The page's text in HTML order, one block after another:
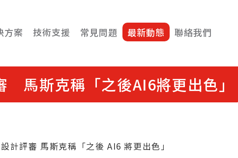
方案 技術支援 常見問題 最新動態 聯絡我們
馬斯克稱「之後AI6將更出色」
計評審 馬斯克稱「之後 AI6 將更出色」